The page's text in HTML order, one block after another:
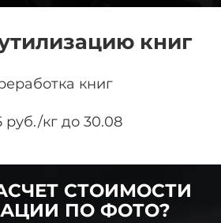
книг
книг
руб./кг до 30.08
СТОИМОСТИ
ПО ФОТО?